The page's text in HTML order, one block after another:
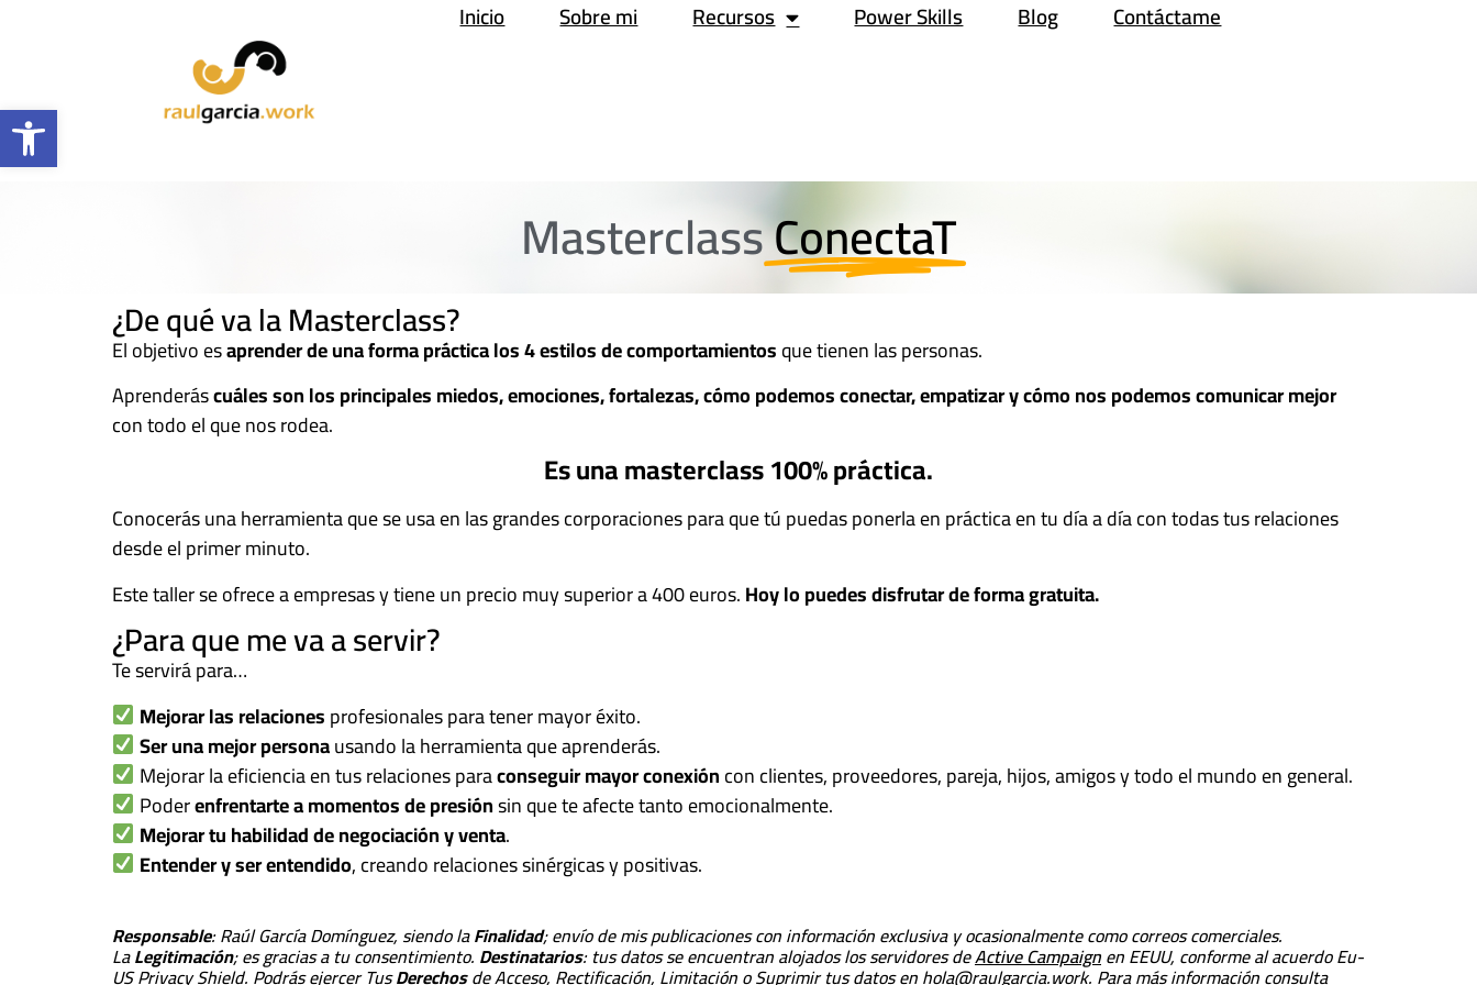
Abrir barra de herramientas
Inicio Sobre mi Recursos Power Skills Blog Contáctame
MasterclassConectaT
¿De qué va la Masterclass?
El objetivo esaprender de una forma práctica los 4 estilos de comportamientosque tienen las personas.
Aprenderáscuáles son los principales miedos, emociones, fortalezas, cómo podemos conectar, empatizar y cómo nos podemos comunicar mejor
con todo el que nos rodea.
Es una masterclass 100% práctica.
Conocerás una herramienta que se usa en las grandes corporaciones para que tú puedas ponerla en práctica en tu día a día con todas tus relaciones
desde el primer minuto.
Este taller se ofrece a empresas y tiene un precio muy superior a 400 euros.Hoy lo puedes disfrutar de forma gratuita.
¿Para que me va a servir?
Te servirá para…
Mejorar las relacionesprofesionales para tener mayor éxito.
Ser una mejor personausando la herramienta que aprenderás.
Mejorar la eficiencia en tus relaciones paraconseguir mayor conexióncon clientes, proveedores, pareja, hijos, amigos y todo el mundo en general.
Poderenfrentarte a momentos de presiónsin que te afecte tanto emocionalmente.
Mejorar tu habilidad de negociación y venta.
Entender y ser entendido, creando relaciones sinérgicas y positivas.
Responsable: Raúl García Domínguez, siendo laFinalidad; envío de mis publicaciones con información exclusiva y ocasionalmente como correos comerciales.
LaLegitimación; es gracias a tu consentimiento. Destinatarios: tus datos se encuentran alojados los servidores deActive Campaignen EEUU, conforme al acuerdo Eu-
US Privacy Shield. Podrás ejercer TusDerechosde Acceso, Rectificación, Limitación o Suprimir tus datos en hola@raulgarcia.work. Para más información consulta